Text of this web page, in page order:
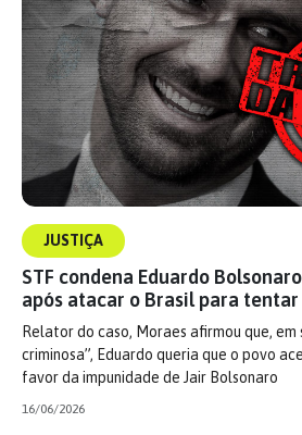
JUSTIÇA
STF condena Eduardo
após atacar o Brasil para
Relator do caso, Moraes afirmou que, em
criminosa”, Eduardo queria que o povo
favor da impunidade de Jair Bolsonaro
16/06/2026